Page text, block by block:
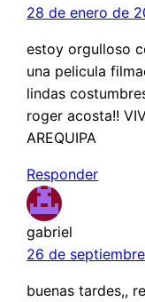
28 de enero de
estoy orgulloso
una pelicula
lindas
roger acosta!!
AREQUIPA
Responder
gabriel
26 de
buenas tardes,,